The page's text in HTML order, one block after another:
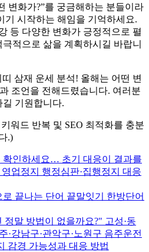
변화가?”를 궁금해하는 분들이라
기 시작하는 해임을 기억하세요.
등 다양한 변화가 긍정적으로 펼
적으로 삶을 계획하시길 바랍니
삼재 운세 분석! 올해는 어떤 변
조언을 전해드렸습니다. 여러분
기원합니다.
워드 반복 및 SEO 최적화를 충분
.)
확인하세요… 초기 대응이 결과를
업정지 행정심판·집행정지 대응
끝나는 단어 끝말잇기 한방단어
말 방법이 없을까요?" 고성·동
·강남구·관악구·노원구 음주운전
감경 가능성과 대응 방법